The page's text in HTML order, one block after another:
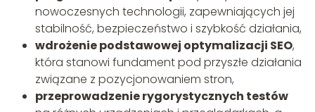
nowoczesnych technologii, zapewniających jej
stabilność, bezpieczeństwo i szybkość działania,
wdrożenie podstawowej optymalizacji SEO,
która stanowi fundament pod przyszłe działania
związane z pozycjonowaniem stron,
przeprowadzenie rygorystycznych testów